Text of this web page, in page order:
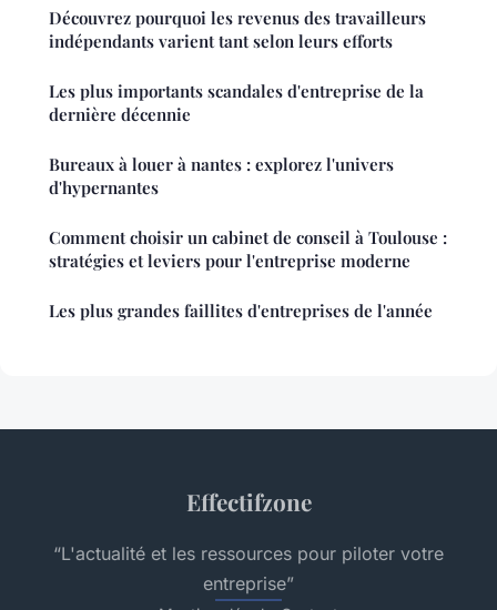
Découvrez pourquoi les revenus des travailleurs
indépendants varient tant selon leurs efforts
Les plus importants scandales d'entreprise de la
dernière décennie
Bureaux à louer à nantes : explorez l'univers
d'hypernantes
Comment choisir un cabinet de conseil à Toulouse :
stratégies et leviers pour l'entreprise moderne
Les plus grandes faillites d'entreprises de l'année
Effectifzone
“L'actualité et les ressources pour piloter votre
entreprise”